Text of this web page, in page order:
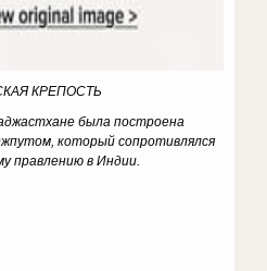
КРЕПОСТЬ
была построена
который сопротивлялся
правлению в Индии.